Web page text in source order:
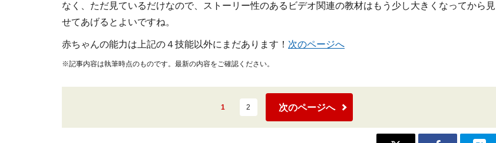
なく、ただ見ているだけなので、ストーリー性のあるビデオ関連の教材はもう少し大きくなってから見
せてあげるとよいですね。
赤ちゃんの能力は上記の４技能以外にまだあります！ 次のページへ
※記事内容は執筆時点のものです。最新の内容をご確認ください。
1 2 次のページへ